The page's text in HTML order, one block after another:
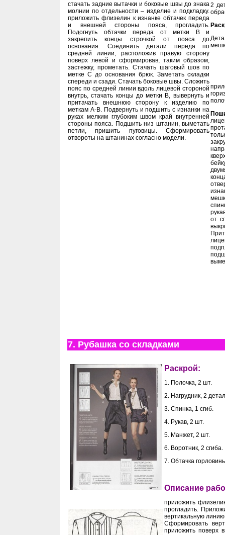
стачать задние вытачки и боковые швы до знака
молнии по отдельности – изделие и подкладку.
приложить флизелин к изнанке обтачек переда
и внешней стороны пояса, прогладить.
Подогнуть обтачки переда от метки В и
закрепить концы строчкой от пояса до
основания. Соединить детали переда по
средней линии, расположив правую сторону
поверх левой и сформировав, таким образом,
застежку, прометать. Стачать шаговый шов по
метке С до основания брюк. Заметать складки
спереди и сзади. Стачать боковые швы. Сложить
пояс по средней линии вдоль лицевой стороной
внутрь, стачать концы до метки В, вывернуть и
притачать внешнюю сторону к изделию по
меткам А-В. Подвернуть и подшить с изнанки на
руках мелким глубоким швом край внутренней
стороны пояса. Подшить низ штанин, выметать
петли, пришить пуговицы. Сформировать
отвороты на штанинах согласно модели.
2
от
7. Рубашка со складками
Раскрой:
1. Полочка, 2 шт.
2. Нагрудник, 2
3. Спинка, 1 сгиб.
4. Рукав, 2 шт.
5. Манжет, 2 шт.
6. Воротник, 2 сгиба.
7. Обтачка
Описание
приложить
прогладить.
вертикальную
Сформировать
приложить поверх